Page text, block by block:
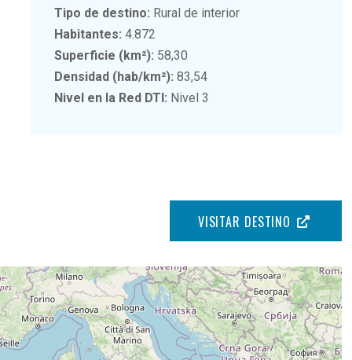
Tipo de destino: Rural de interior
Habitantes: 4.872
Superficie (km²): 58,30
Densidad (hab/km²): 83,54
Nivel en la Red DTI: Nivel 3
VISITAR DESTINO